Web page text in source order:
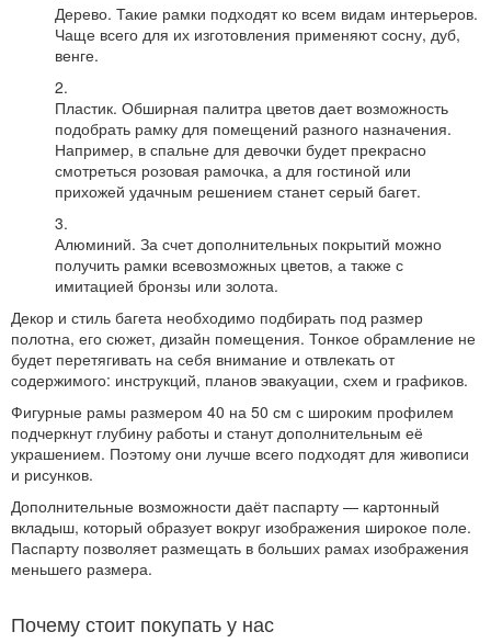
Дерево. Такие рамки подходят ко всем видам интерьеров.
Чаще всего для их изготовления применяют сосну, дуб,
венге.
Пластик. Обширная палитра цветов дает возможность
подобрать рамку для помещений разного назначения.
Например, в спальне для девочки будет прекрасно
смотреться розовая рамочка, а для гостиной или
прихожей удачным решением станет серый багет.
Алюминий. За счет дополнительных покрытий можно
получить рамки всевозможных цветов, а также с
имитацией бронзы или золота.
Декор и стиль багета необходимо подбирать под размер
полотна, его сюжет, дизайн помещения. Тонкое обрамление не
будет перетягивать на себя внимание и отвлекать от
содержимого: инструкций, планов эвакуации, схем и графиков.
Фигурные рамы размером 40 на 50 см с широким профилем
подчеркнут глубину работы и станут дополнительным её
украшением. Поэтому они лучше всего подходят для живописи
и рисунков.
Дополнительные возможности даёт паспарту — картонный
вкладыш, который образует вокруг изображения широкое поле.
Паспарту позволяет размещать в больших рамах изображения
меньшего размера.
Почему стоит покупать у нас